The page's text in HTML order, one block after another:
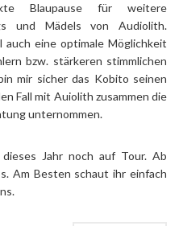
Blaupause für weitere
und Mädels von Audiolith.
eine optimale Möglichkeit
bzw. stärkeren stimmlichen
mir sicher das Kobito seinen
Fall mit Auiolith zusammen die
unternommen.
Jahr noch auf Tour. Ab
Am Besten schaut ihr einfach